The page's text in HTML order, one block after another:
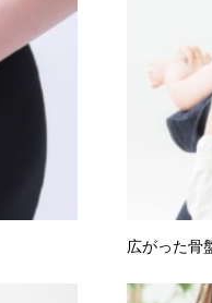
広がった骨